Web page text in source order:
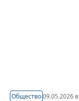
Общество09.05.2026